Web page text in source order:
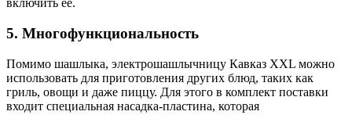
включить ее.
5. Многофункциональность
Помимо шашлыка, электрошашлычницу Кавказ XXL можно
использовать для приготовления других блюд, таких как
гриль, овощи и даже пиццу. Для этого в комплект поставки
входит специальная насадка-пластина, которая